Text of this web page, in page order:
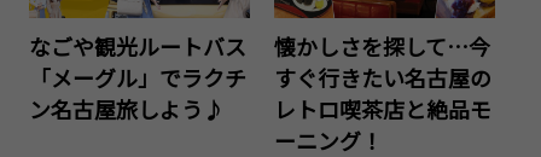
なごや観光ルートバス
「メーグル」でラクチ
ン名古屋旅しよう♪
懐かしさを探して…今
すぐ行きたい名古屋の
レトロ喫茶店と絶品モ
ーニング！